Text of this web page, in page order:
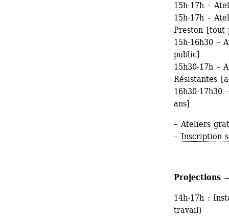
15h-17h –
15h-17h –
Preston [tout
15h-16h30 –
public]
15h30-17h –
Résistantes
16h30-
ans]
– Ateliers
– Inscription
Projections
14h-17h :
travail)